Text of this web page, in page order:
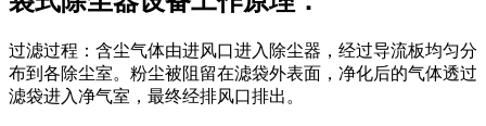
过滤过程：含尘气体由进风口进入除尘器，经过导流板均匀分
布到各除尘室。粉尘被阻留在滤袋外表面，净化后的气体透过
滤袋进入净气室，最终经排风口排出。